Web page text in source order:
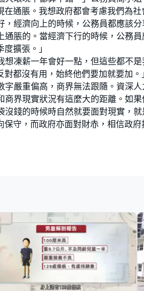
通脹。我想政府都會考慮我們為社
經濟向上的時候，公務員都應該
脹的。當經濟下行的時候，公務
擴張。」
凍薪一年會好一點，但這些都不
都沒有用，始終他們要加就要加。
嚴重偏高，商界無法跟隨。資深
界現實狀況有這麼大的距離。如
錢的時候時自然就要面對現實，
守，而政府亦面對財赤，相信政